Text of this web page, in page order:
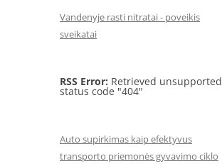
Vandenyje rasti nitratai - poveikis
sveikatai
RSS Error: Retrieved unsupported
status code "404"
Auto supirkimas kaip efektyvus
transporto priemonės gyvavimo ciklo